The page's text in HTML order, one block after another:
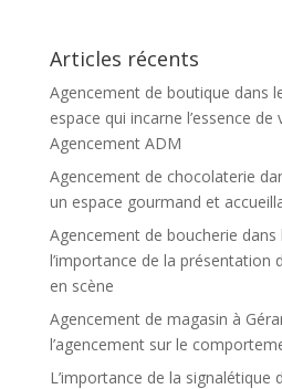
Articles récents
Agencement de boutique dans
espace qui incarne l’essence
Agencement ADM
Agencement de chocolaterie
un espace gourmand et
Agencement de boucherie dans
l’importance de la présentation
en scène
Agencement de magasin à
l’agencement sur le
L’importance de la signalétique